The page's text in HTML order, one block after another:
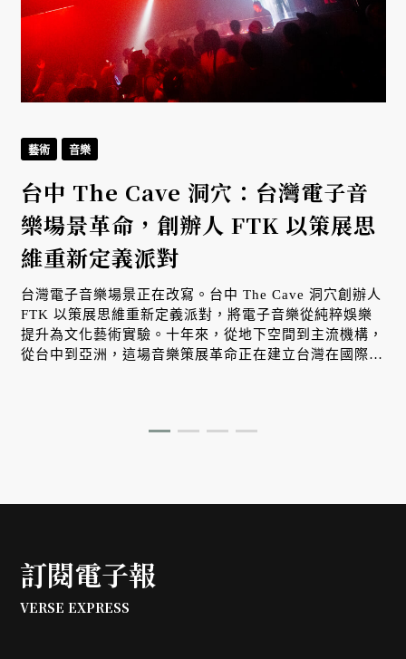
藝術 音樂
台中 The Cave 洞穴：台灣電子音
樂場景革命，創辦人 FTK 以策展思
維重新定義派對
台灣電子音樂場景正在改寫。台中 The Cave 洞穴創辦人
FTK 以策展思維重新定義派對，將電子音樂從純粹娛樂
提升為文化藝術實驗。十年來，從地下空間到主流機構，
從台中到亞洲，這場音樂策展革命正在建立台灣在國際電
訂閱電子報
VERSE EXPRESS